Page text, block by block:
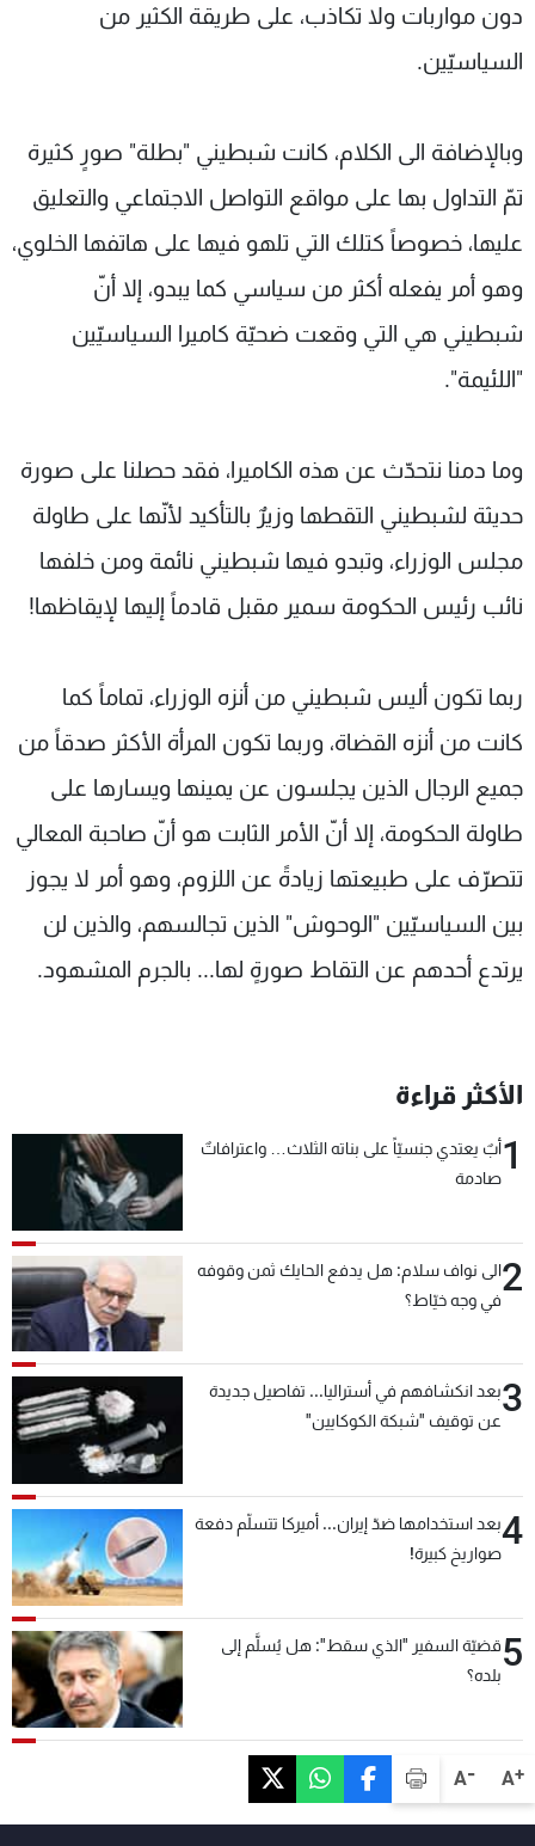
A+
A-
دون مواربات ولا تكاذب، على طريقة الكثير من
السياسيّين.
وبالإضافة الى الكلام، كانت شبطيني "بطلة" صورٍ كثيرة
تمّ التداول بها على مواقع التواصل الاجتماعي والتعليق
عليها، خصوصاً كتلك التي تلهو فيها على هاتفها الخلوي،
وهو أمر يفعله أكثر من سياسي كما يبدو، إلا أنّ
شبطيني هي التي وقعت ضحيّة كاميرا السياسيّين
"اللئيمة".
وما دمنا نتحدّث عن هذه الكاميرا، فقد حصلنا على صورة
حديثة لشبطيني التقطها وزيرٌ بالتأكيد لأنّها على طاولة
مجلس الوزراء، وتبدو فيها شبطيني نائمة ومن خلفها
نائب رئيس الحكومة سمير مقبل قادماً إليها لإيقاظها!
ربما تكون أليس شبطيني من أنزه الوزراء، تماماً كما
كانت من أنزه القضاة، وربما تكون المرأة الأكثر صدقاً من
جميع الرجال الذين يجلسون عن يمينها ويسارها على
طاولة الحكومة، إلا أنّ الأمر الثابت هو أنّ صاحبة المعالي
تتصرّف على طبيعتها زيادةً عن اللزوم، وهو أمر لا يجوز
بين السياسيّين "الوحوش" الذين تجالسهم، والذين لن
يرتدع أحدهم عن التقاط صورةٍ لها... بالجرم المشهود.
الأكثر قراءة
1أبٌ يعتدي جنسيّاً على بناته الثلاث… واعترافاتٌ
صادمة
2الى نواف سلام: هل يدفع الحايك ثمن وقوفه
في وجه خيّاط؟
3بعد انكشافهم في أستراليا... تفاصيل جديدة
عن توقيف "شبكة الكوكايين"
4بعد استخدامها ضدّ إيران... أميركا تتسلّم دفعة
صواريخ كبيرة!
5قضيّة السفير "الذي سقط": هل يُسلَّم إلى
بلده؟